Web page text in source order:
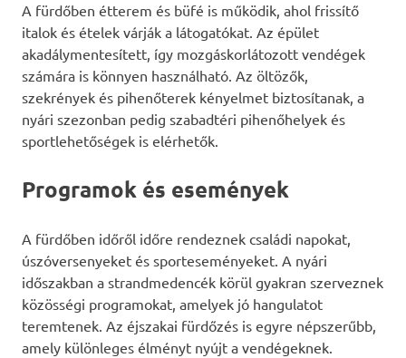
A fürdőben étterem és büfé is működik, ahol frissítő
italok és ételek várják a látogatókat. Az épület
akadálymentesített, így mozgáskorlátozott vendégek
számára is könnyen használható. Az öltözők,
szekrények és pihenőterek kényelmet biztosítanak, a
nyári szezonban pedig szabadtéri pihenőhelyek és
sportlehetőségek is elérhetők.
Programok és események
A fürdőben időről időre rendeznek családi napokat,
úszóversenyeket és sporteseményeket. A nyári
időszakban a strandmedencék körül gyakran szerveznek
közösségi programokat, amelyek jó hangulatot
teremtenek. Az éjszakai fürdőzés is egyre népszerűbb,
amely különleges élményt nyújt a vendégeknek.